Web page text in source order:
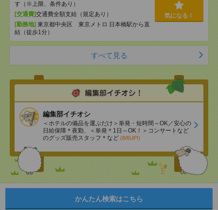
す（※上限、条件あり）
[交通費]交通費全額支給（規定あり）
[勤務地] 東京都中央区 東京メトロ 日本橋駅から直
結（徒歩1分）
気になる！
すべて見る
編集部イチオシ
＜ホテルの備品を運ぶだけ＞単発・短時間～OK／安心の
日給保障＊夜勤、＜単発＊1日～OK！＞コンサートなど
のグッズ販売スタッフ＊など (8/6UP!)
かんたん検索はこちら